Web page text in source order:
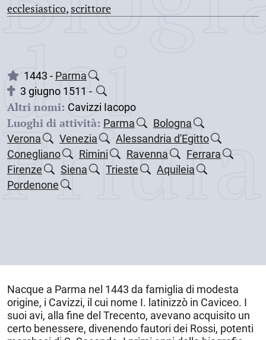
ecclesiastico, scrittore
dei
1443 - Parma
3 giugno 1511 -
Altri nomi: Cavizzi Iacopo
Luoghi di attività: Parma
Bologna
Verona
Venezia
Alessandria d'Egitto
Conegliano
Rimini Ravenna
Ferrara
Firenze
Siena Trieste
Aquileia
Pordenone
Nacque a Parma nel 1443 da famiglia di modesta
origine, i Cavizzi, il cui nome I. latinizzò in Caviceo. I
suoi avi, alla fine del Trecento, avevano acquisito un
certo benessere, divenendo fautori dei Rossi, potenti